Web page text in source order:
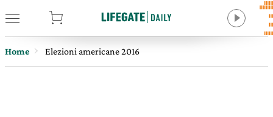
Home Elezioni americane 2016